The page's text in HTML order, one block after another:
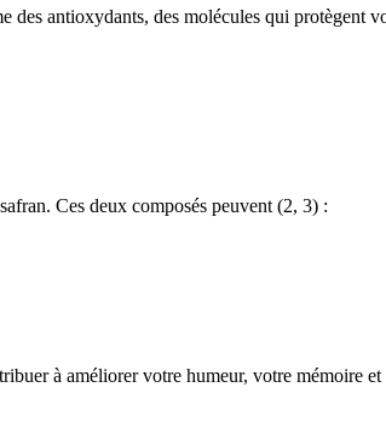
antioxydants, des molécules qui protègent
Ces deux composés peuvent (2, 3) :
à améliorer votre humeur, votre mémoire